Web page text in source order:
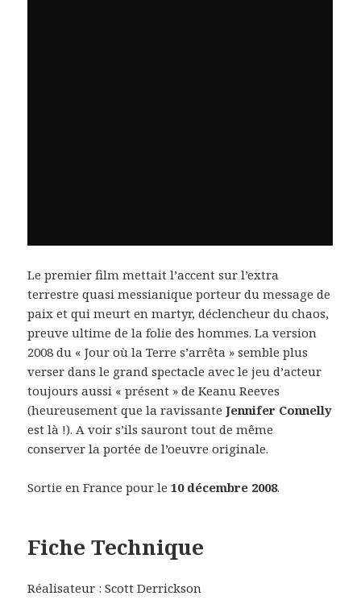
Le premier film mettait l’accent sur l’extra
terrestre quasi messianique porteur du message de
paix et qui meurt en martyr, déclencheur du chaos,
preuve ultime de la folie des hommes. La version
2008 du « Jour où la Terre s’arrêta » semble plus
verser dans le grand spectacle avec le jeu d’acteur
toujours aussi « présent » de Keanu Reeves
(heureusement que la ravissanteJennifer Connelly
est là !). A voir s’ils sauront tout de même
conserver la portée de l’oeuvre originale.
Sortie en France pour le10 décembre 2008.
Fiche Technique
Réalisateur : Scott Derrickson